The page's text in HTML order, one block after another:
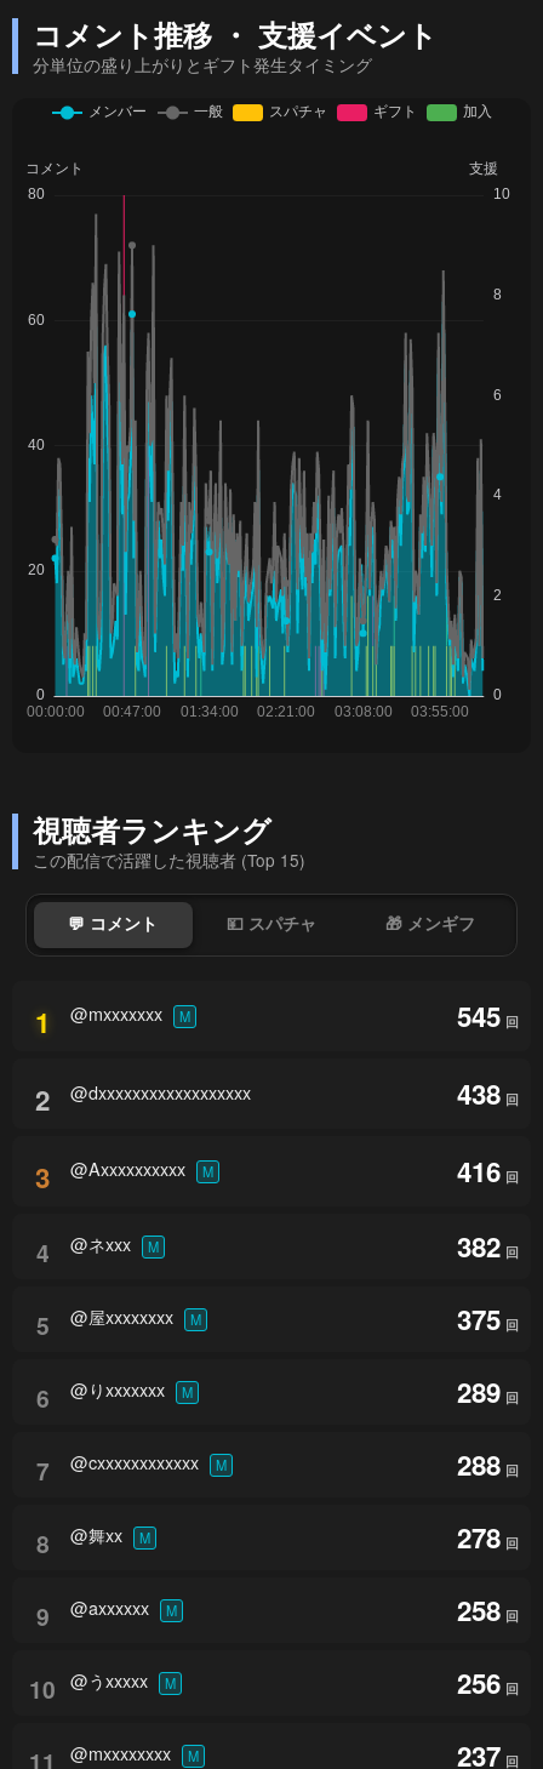
コメント推移 ・ 支援イベント
分単位の盛り上がりとギフト発生タイミング
視聴者ランキング
この配信で活躍した視聴者 (Top 15)
💬 コメント 💴 スパチャ 🎁 メンギフ
1 @mxxxxxxx M 545 回
2 @dxxxxxxxxxxxxxxxxxx 438 回
3 @Axxxxxxxxxx M 416 回
4 @ネxxx M 382 回
5 @屋xxxxxxxx M 375 回
6 @りxxxxxxx M 289 回
7 @cxxxxxxxxxxxx M 288 回
8 @舞xx M 278 回
9 @axxxxxx M 258 回
10 @うxxxxx M 256 回
11 @mxxxxxxxx M 237 回